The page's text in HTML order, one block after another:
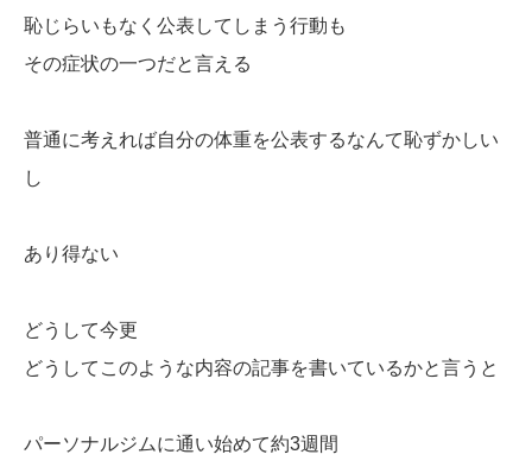
恥じらいもなく公表してしまう行動も
その症状の一つだと言える
普通に考えれば自分の体重を公表するなんて恥ずかしい
し
あり得ない
どうして今更
どうしてこのような内容の記事を書いているかと言うと
パーソナルジムに通い始めて約3週間